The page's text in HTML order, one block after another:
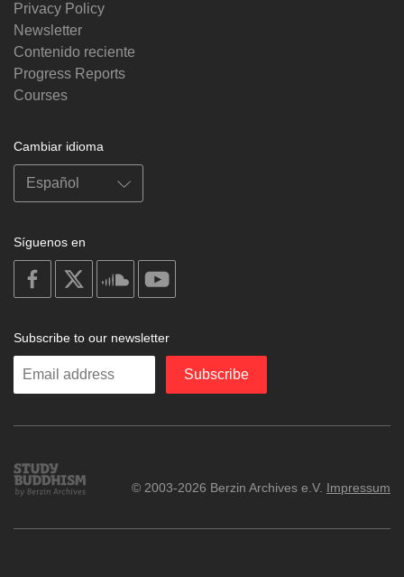
Privacy Policy
Newsletter
Contenido reciente
Progress Reports
Courses
Cambiar idioma
Síguenos en
on
facebook
soundcloud
Subscribe to our newsletter
Enter
Subscribe
Study
Buddhism
© 2003-2026 Berzin Archives e.V. Impressum